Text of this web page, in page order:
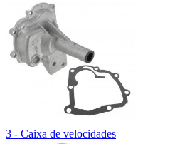
3 - Caixa de velocidades